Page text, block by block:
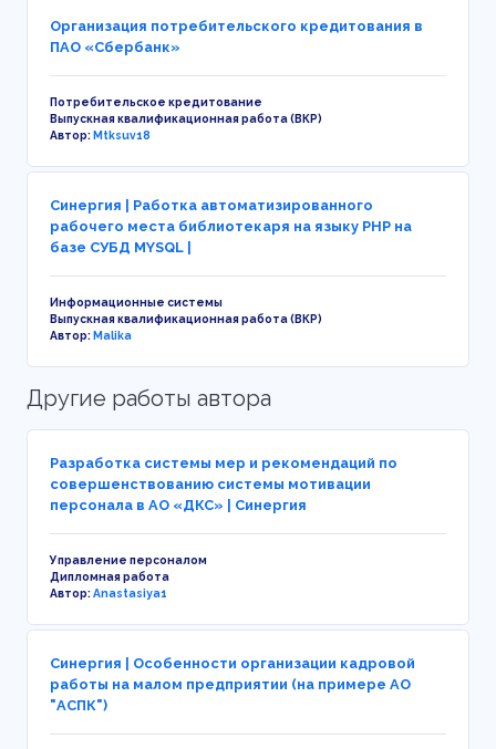
Организация потребительского кредитования в
ПАО «Сбербанк»
Потребительское кредитование
Выпускная квалификационная работа (ВКР)
Автор:Mtksuv18
Синергия | Работка автоматизированного
рабочего места библиотекаря на языку PHP на
базе СУБД MYSQL |
Информационные системы
Выпускная квалификационная работа (ВКР)
Автор:Malika
Другие работы автора
Разработка системы мер и рекомендаций по
совершенствованию системы мотивации
персонала в АО «ДКС» | Синергия
Управление персоналом
Дипломная работа
Автор:Anastasiya1
Синергия | Особенности организации кадровой
работы на малом предприятии (на примере АО
"АСПК")